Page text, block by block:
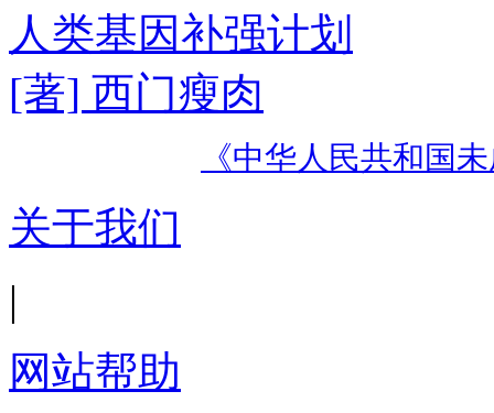
人类基因补强计划
[著] 西门瘦肉
《中华人民共和国
关于我们
|
网站帮助